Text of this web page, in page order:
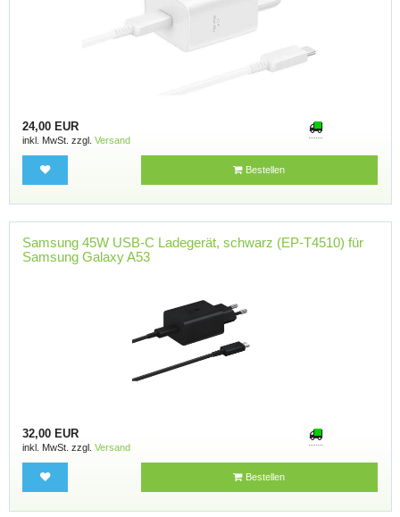
24,00 EUR
inkl. MwSt. zzgl. Versand
Bestellen
Samsung 45W USB-C Ladegerät, schwarz (EP-T4510) für
Samsung Galaxy A53
32,00 EUR
inkl. MwSt. zzgl. Versand
Bestellen